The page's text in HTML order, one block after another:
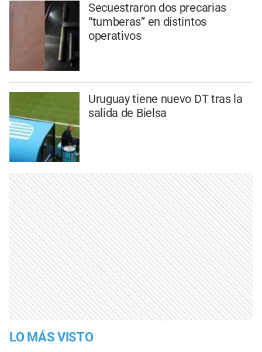
Secuestraron dos precarias
“tumberas” en distintos
operativos
Uruguay tiene nuevo DT tras la
salida de Bielsa
LO MÁS VISTO